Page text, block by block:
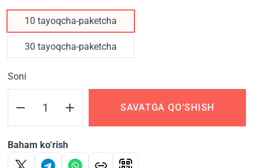
10 tayoqcha-paketcha
30 tayoqcha-paketcha
Soni
SAVATGA QO‘SHISH
Baham ko‘rish